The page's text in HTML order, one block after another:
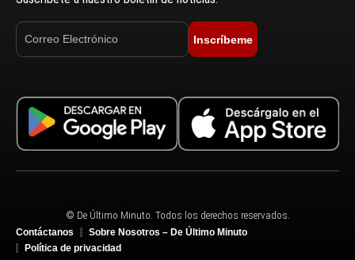
Inscríbeme
© De Último Minuto. Todos los derechos reservados.
Contáctanos
Sobre Nosotros – De Último Minuto
Política de privacidad